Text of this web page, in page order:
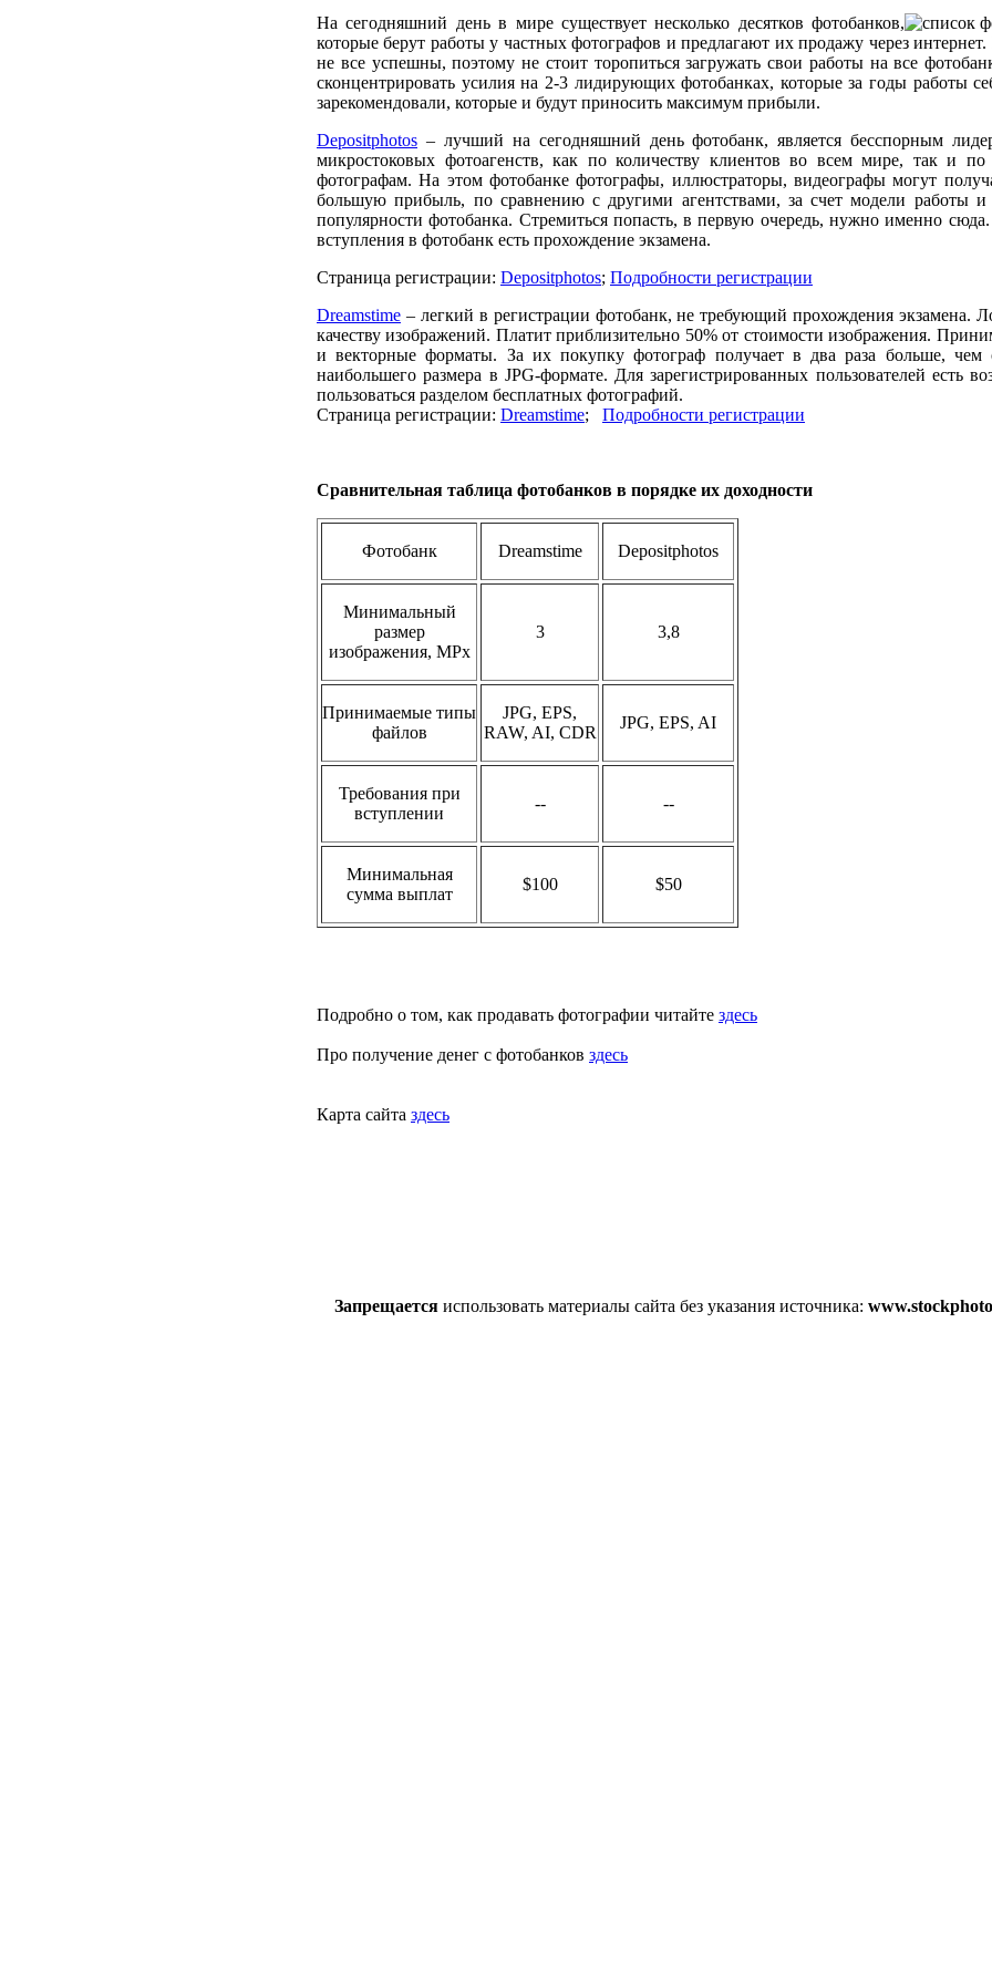
На сегодняшний день в мире существует несколько десятков фотобанков,
которые берут работы у частных фотографов и предлагают их продажу через
не все успешны, поэтому не стоит торопиться загружать свои работы на все
сконцентрировать усилия на 2-3 лидирующих фотобанках, которые за годы работы
зарекомендовали, которые и будут приносить максимум прибыли.
Depositphotos – лучший на сегодняшний день фотобанк, является бесспорным
микростоковых фотоагенств, как по количеству клиентов во всем мире, так и по
фотографам. На этом фотобанке фотографы, иллюстраторы, видеографы могут
большую прибыль, по сравнению с другими агентствами, за счет модели работы и
популярности фотобанка. Стремиться попасть, в первую очередь, нужно именно
вступления в фотобанк есть прохождение экзамена.
Страница регистрации: Depositphotos; Подробности регистрации
Dreamstime – легкий в регистрации фотобанк, не требующий прохождения экзамена.
качеству изображений. Платит приблизительно 50% от стоимости изображения.
и векторные форматы. За их покупку фотограф получает в два раза больше, чем
наибольшего размера в JPG-формате. Для зарегистрированных пользователей есть
пользоваться разделом бесплатных фотографий.
Страница регистрации: Dreamstime; Подробности регистрации
Сравнительная таблица фотобанков в порядке их доходности
Фотобанк Dreamstime Depositphotos
Минимальный
размер
изображения, MPx
3 3,8
Принимаемые типы
файлов
JPG, EPS,
RAW, AI, CDR
JPG, EPS, AI
Требования при
вступлении
-- --
Минимальная
сумма выплат
$100 $50
Подробно о том, как продавать фотографии читайте здесь
Про получение денег с фотобанков здесь
Карта сайта здесь
Запрещаетсяиспользовать материалы сайта без указания источника: